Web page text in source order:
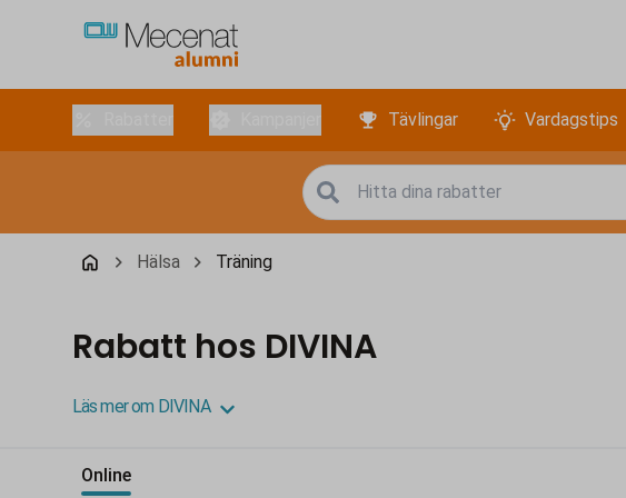
Tävlingar Vardagstips
Hälsa Träning
Rabatt hos DIVINA
Läs mer om DIVINA
Online